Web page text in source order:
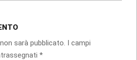
sarà pubblicato. I campi
*